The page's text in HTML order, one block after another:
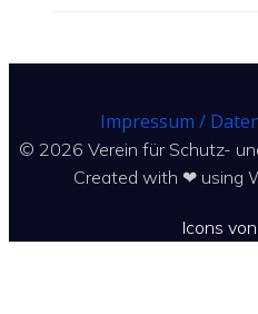
Impressum /
© 2026 Verein für Schutz-
Created with ❤ using
Icons von